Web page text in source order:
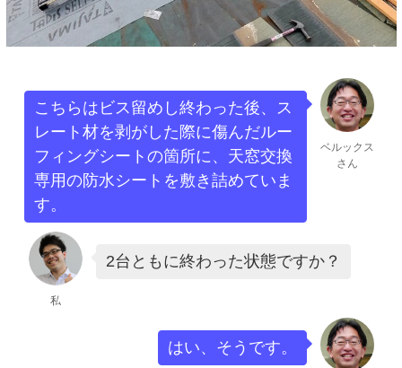
ベルックス
さん
こちらはビス留めし終わった後、ス
レート材を剥がした際に傷んだルー
フィングシートの箇所に、天窓交換
専用の防水シートを敷き詰めていま
す。
私
2台ともに終わった状態ですか？
はい、そうです。